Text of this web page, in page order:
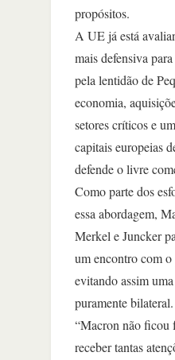
propósitos.
A UE já está
mais defensiva
pela lentidão de
economia,
setores críticos e
capitais europeias
defende o livre
Como parte dos
essa abordagem,
Merkel e Juncker
um encontro com o
evitando assim
puramente bilateral.
“Macron não ficou
receber tantas